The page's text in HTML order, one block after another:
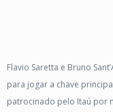
Flavio Saretta e Bruno
para jogar a chave
patrocinado pelo Itaú por